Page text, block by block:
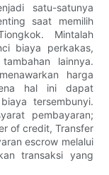
satu-satunya
saat memilih
Mintalah
biaya perkakas,
lainnya.
harga
hal ini dapat
tersembunyi.
pembayaran;
of credit, Transfer
escrow melalui
transaksi yang